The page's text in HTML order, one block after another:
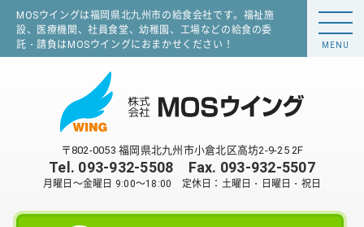
MOSウイングは福岡県北九州市の給食会社です。福祉施
設、医療機関、社員食堂、幼稚園、工場などの給食の委
託・請負はMOSウイングにおまかせください！
〒802-0053 福岡県北九州市小倉北区高坊2-9-25 2F
Tel. 093-932-5508 Fax. 093-932-5507
月曜日～金曜日 9:00～18:00 定休日：土曜日・日曜日・祝日
MENU